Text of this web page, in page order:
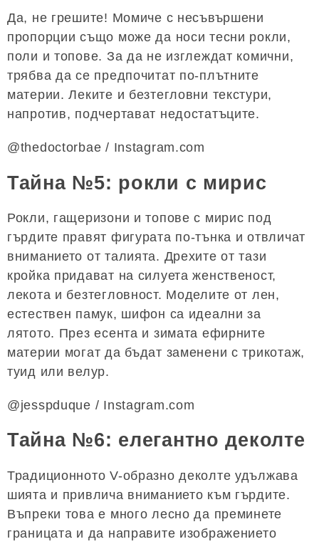
Да, не грешите! Момиче с несъвършени
пропорции също може да носи тесни рокли,
поли и топове. За да не изглеждат комични,
трябва да се предпочитат по-плътните
материи. Леките и безтегловни текстури,
напротив, подчертават недостатъците.
@thedoctorbae / Instagram.com
Тайна №5: рокли с мирис
Рокли, гащеризони и топове с мирис под
гърдите правят фигурата по-тънка и отвличат
вниманието от талията. Дрехите от тази
кройка придават на силуета женственост,
лекота и безтегловност. Моделите от лен,
естествен памук, шифон са идеални за
лятото. През есента и зимата ефирните
материи могат да бъдат заменени с трикотаж,
туид или велур.
@jesspduque / Instagram.com
Тайна №6: елегантно деколте
Традиционното V-образно деколте удължава
шията и привлича вниманието към гърдите.
Въпреки това е много лесно да преминете
границата и да направите изображението